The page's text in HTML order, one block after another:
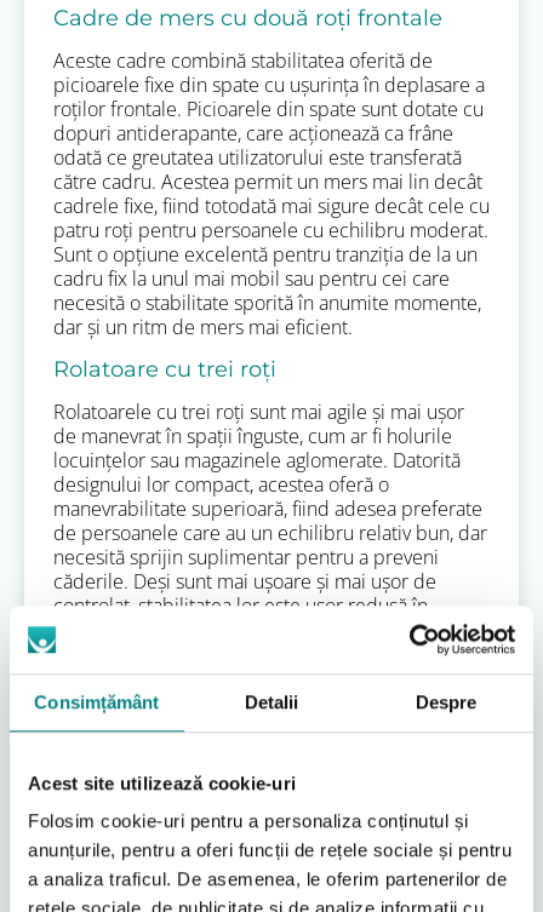
Consimțământ Detalii Despre
Acest site utilizează cookie-uri
Folosim cookie-uri pentru a personaliza conținutul și
anunțurile, pentru a oferi funcții de rețele sociale și pentru
a analiza traficul. De asemenea, le oferim partenerilor de
Cadre de mers cu două roți frontale
Aceste cadre combină stabilitatea oferită de
picioarele fixe din spate cu ușurința în deplasare a
roților frontale. Picioarele din spate sunt dotate cu
dopuri antiderapante, care acționează ca frâne
odată ce greutatea utilizatorului este transferată
către cadru. Acestea permit un mers mai lin decât
cadrele fixe, fiind totodată mai sigure decât cele cu
patru roți pentru persoanele cu echilibru moderat.
Sunt o opțiune excelentă pentru tranziția de la un
cadru fix la unul mai mobil sau pentru cei care
necesită o stabilitate sporită în anumite momente,
dar și un ritm de mers mai eficient.
Rolatoare cu trei roți
Rolatoarele cu trei roți sunt mai agile și mai ușor
de manevrat în spații înguste, cum ar fi holurile
locuințelor sau magazinele aglomerate. Datorită
designului lor compact, acestea oferă o
manevrabilitate superioară, fiind adesea preferate
de persoanele care au un echilibru relativ bun, dar
necesită sprijin suplimentar pentru a preveni
căderile. Deși sunt mai ușoare și mai ușor de
controlat, stabilitatea lor este ușor redusă în
comparație cu cele cu patru roți. Majoritatea
modelelor vin echipate cu frâne de mână, similare
celor de bicicletă, pentru un control sporit.
Rolatoare cu patru roți
mers cu roți și oferă o combinație excelentă de
sprijin, stabilitate și mobilitate. Toate cele patru
roți, adesea pivotante, permit o deplasare ușoară
și fără efort. Sunt ideale pentru persoanele care
pot merge independent, dar au nevoie de ajutor